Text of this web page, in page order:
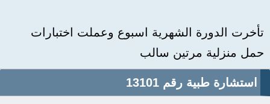
تأخرت الدورة الشهرية اسبوع وعملت اختبارات
حمل منزلية مرتين سالب
استشارة طبية رقم 13101